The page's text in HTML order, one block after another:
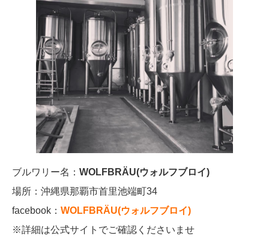
ブルワリー名： WOLFBRÄU(ウォルフブロイ)
場所：沖縄県那覇市首里池端町34
facebook： WOLFBRÄU(ウォルフブロイ)
※詳細は公式サイトでご確認くださいませ